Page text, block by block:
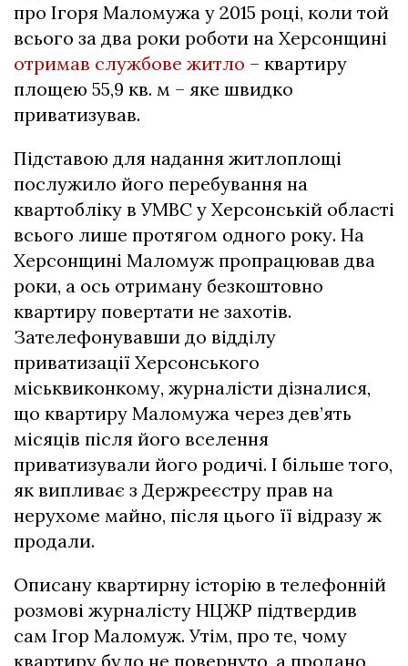
про Ігоря Маломужа у 2015 році, коли той
всього за два роки роботи на Херсонщині
отримав службове житло – квартиру
площею 55,9 кв. м – яке швидко
приватизував.
Підставою для надання житлоплощі
послужило його перебування на
квартобліку в УМВС у Херсонській області
всього лише протягом одного року. На
Херсонщині Маломуж пропрацював два
роки, а ось отриману безкоштовно
квартиру повертати не захотів.
Зателефонувавши до відділу
приватизації Херсонського
міськвиконкому, журналісти дізналися,
що квартиру Маломужа через дев’ять
місяців після його вселення
приватизували його родичі. І більше того,
як випливає з Держреєстру прав на
нерухоме майно, після цього її відразу ж
продали.
Описану квартирну історію в телефонній
розмові журналісту НЦЖР підтвердив
сам Ігор Маломуж. Утім, про те, чому
квартиру було не повернуто, а продано,